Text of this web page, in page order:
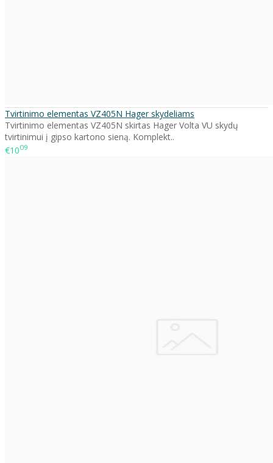
Tvirtinimo elementas VZ405N Hager skydeliams
Tvirtinimo elementas VZ405N skirtas Hager Volta VU skydų
tvirtinimui į gipso kartono sieną. Komplekt..
€1009